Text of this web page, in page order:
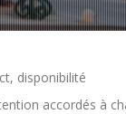
disponibilité
accordés à